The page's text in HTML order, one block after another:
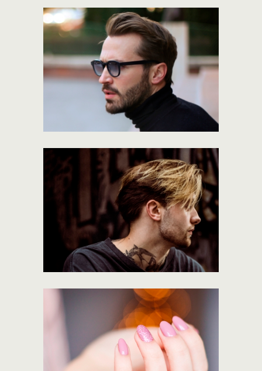
Force Calm
Soft Meshy Layers
101gallery